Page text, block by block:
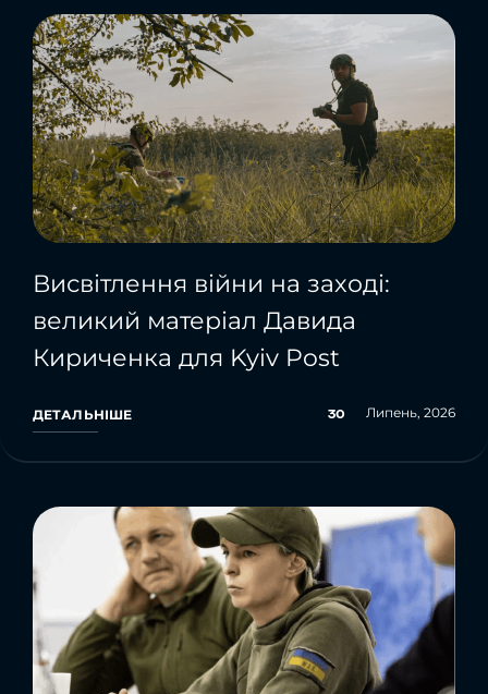
Висвітлення війни на заході:
великий матеріал Давида
Кириченка для Kyiv Post
ДЕТАЛЬНІШЕ 30 Липень, 2026